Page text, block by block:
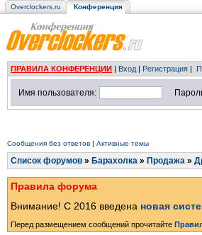
Overclockers.ru Конференция
ПРАВИЛА КОНФЕРЕНЦИИ | Вход | Регистрация |
Имя пользователя:
Сообщения без ответов | Активные темы
Список форумов » Барахолка » Продажа »
Правила форума
Внимание! С 2016 введена новая
Перед размещением сообщений прочитайте